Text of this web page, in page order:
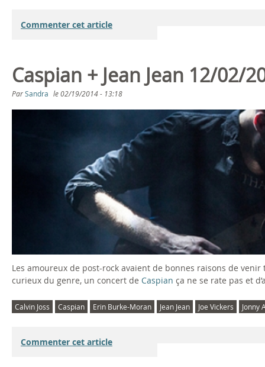
Commenter cet article
Caspian + Jean Jean 12/02/
ParSandra le02/19/2014 - 13:18
Les amoureux de post-rock avaient de bonnes raisons de
curieux du genre, un concert de Caspian ça ne se rate pas et
Calvin Joss Caspian Erin Burke-Moran Jean Jean Joe Vickers Jonny
Commenter cet article